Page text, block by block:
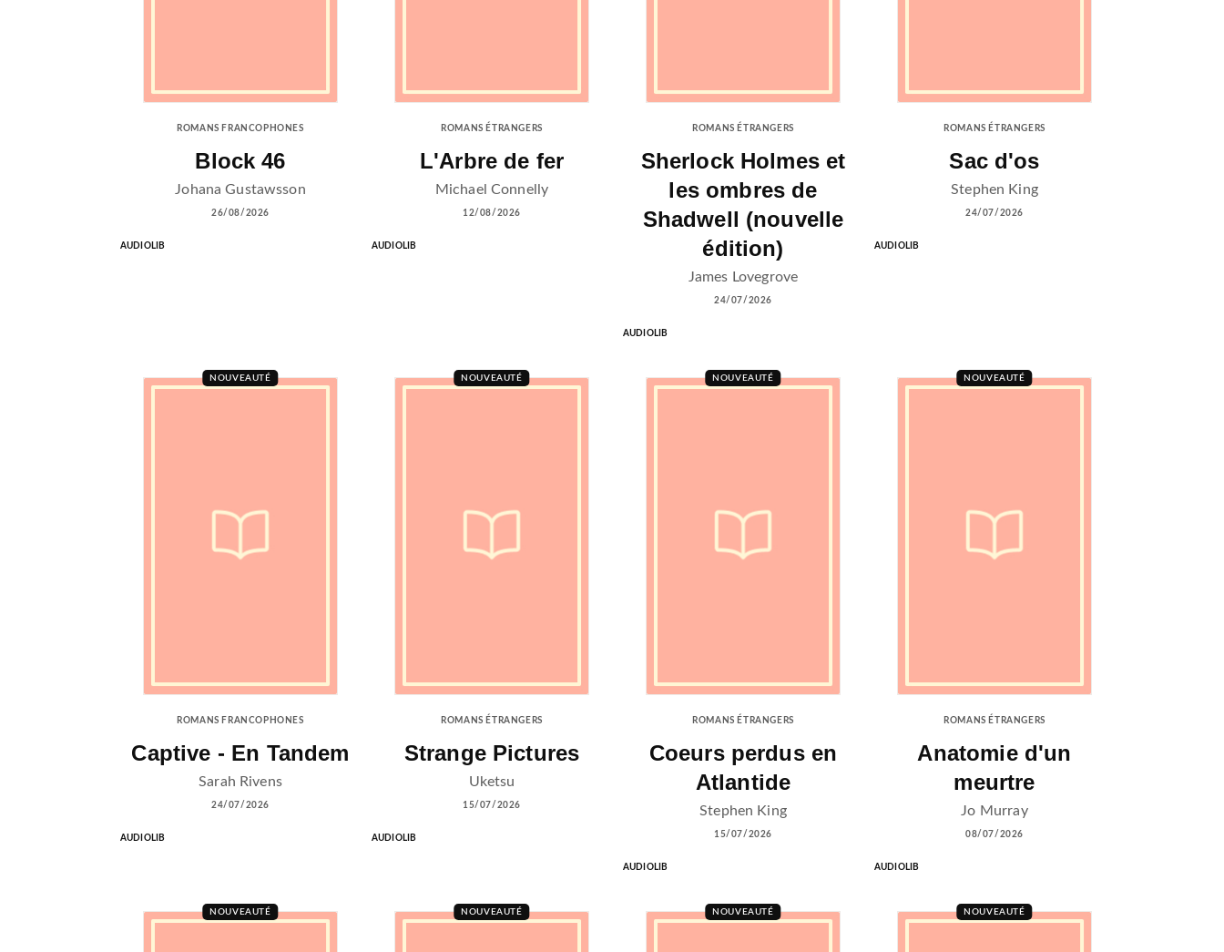
ROMANS FRANCOPHONES
Block 46
Johana Gustawsson
26/08/2026
AUDIOLIB
ROMANS ÉTRANGERS
L'Arbre de fer
Michael Connelly
12/08/2026
AUDIOLIB
ROMANS ÉTRANGERS
Sherlock Holmes et
les ombres de
Shadwell (nouvelle
édition)
James Lovegrove
24/07/2026
AUDIOLIB
ROMANS ÉTRANGERS
Sac d'os
Stephen King
24/07/2026
AUDIOLIB
NOUVEAUTÉ
ROMANS FRANCOPHONES
Captive - En Tandem
Sarah Rivens
24/07/2026
AUDIOLIB
NOUVEAUTÉ
ROMANS ÉTRANGERS
Strange Pictures
Uketsu
15/07/2026
AUDIOLIB
NOUVEAUTÉ
ROMANS ÉTRANGERS
Coeurs perdus en
Atlantide
Stephen King
15/07/2026
AUDIOLIB
NOUVEAUTÉ
ROMANS ÉTRANGERS
Anatomie d'un
meurtre
Jo Murray
08/07/2026
AUDIOLIB
NOUVEAUTÉ NOUVEAUTÉ NOUVEAUTÉ NOUVEAUTÉ